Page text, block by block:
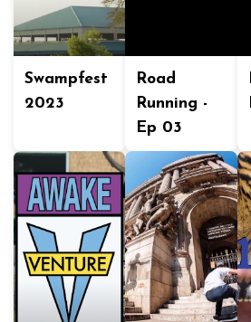
Swampfest
2023
Road
Running -
Ep 03